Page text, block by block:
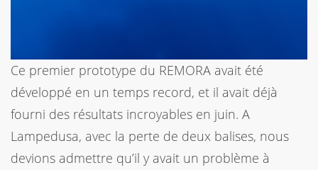
Ce premier prototype du REMORA avait été
développé en un temps record, et il avait déjà
fourni des résultats incroyables en juin. A
Lampedusa, avec la perte de deux balises, nous
devions admettre qu’il y avait un problème à